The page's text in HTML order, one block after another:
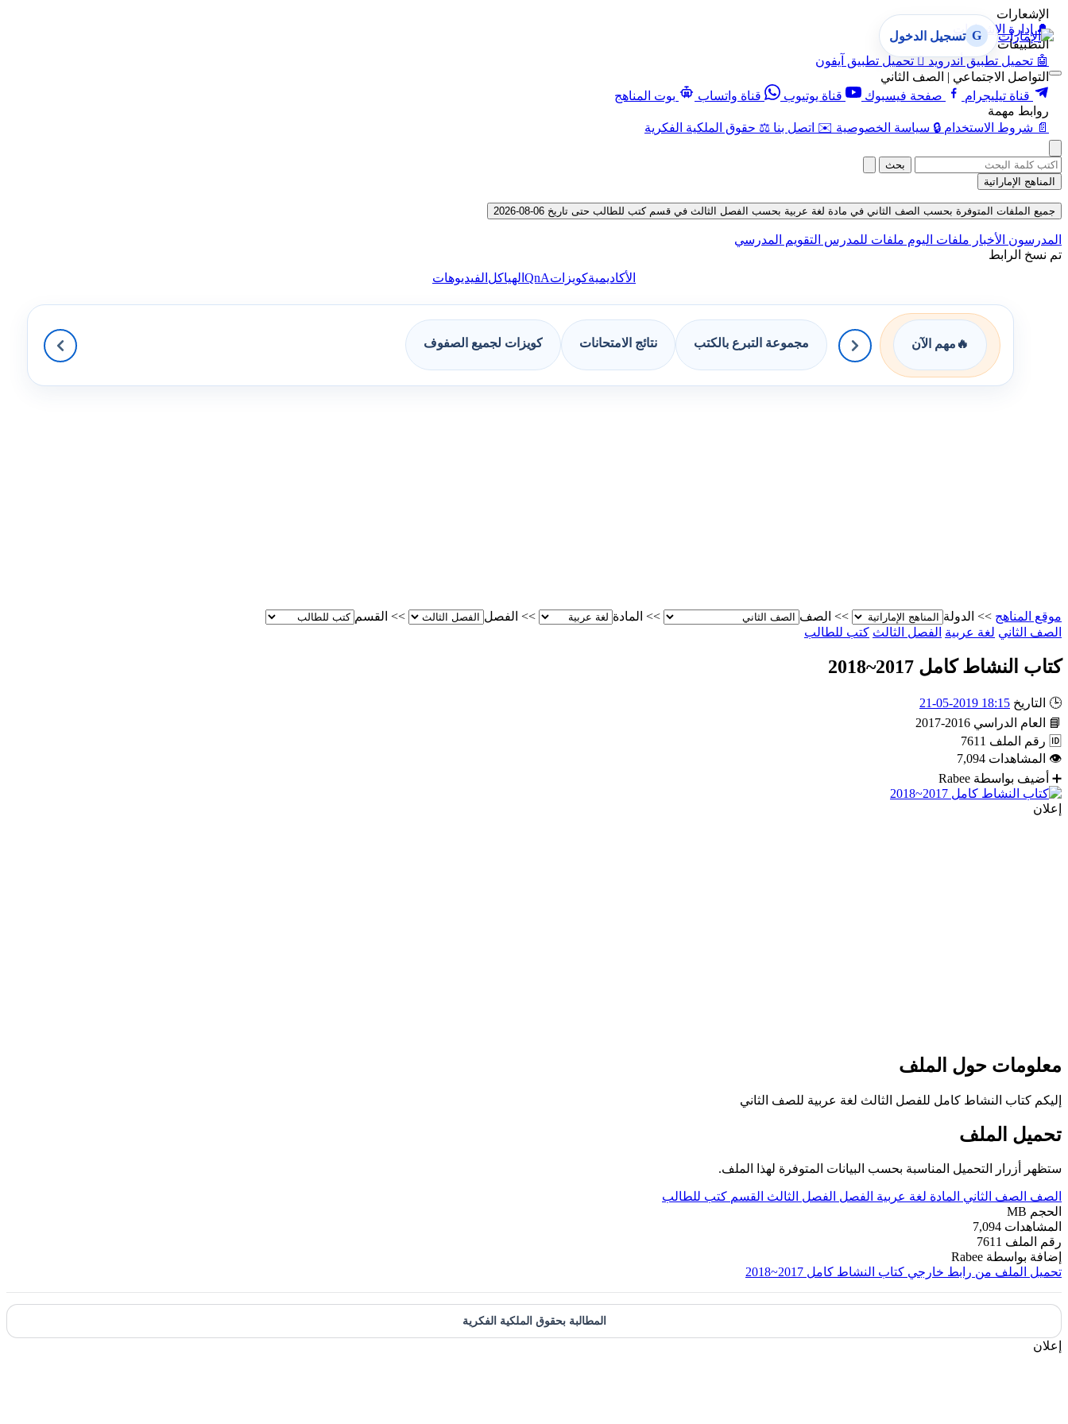
الإشعارات
🔔 إدارة الإشعارات
التطبيقات
🤖 تحميل تطبيق أندرويد  تحميل تطبيق آيفون
التواصل الاجتماعي | الصف الثاني
قناة تيليجرام
صفحة فيسبوك قناة يوتيوب قناة واتساب
بوت المناهج
روابط مهمة
📄 شروط الاستخدام 🔒 سياسة الخصوصية ✉️ اتصل بنا ⚖️ حقوق الملكية الفكرية
G تسجيل الدخول
بحث
المناهج الإماراتية
جميع الملفات المتوفرة بحسب الصف الثاني في مادة لغة عربية بحسب الفصل الثالث في قسم كتب للطالب حتى تاريخ 06-08-2026
المدرسون الأخبار ملفات اليوم ملفات للمدرس التقويم المدرسي
تم نسخ الرابط
الأكاديميةكويزاتQnA الهياكل الفيديوهات
🔥 مهم الآن مجموعة التبرع بالكتب نتائج الامتحانات كويزات لجميع الصفوف
موقع المناهج >> الدولة >> الصف >> المادة >> الفصل >> القسم
الصف الثاني لغة عربية الفصل الثالث كتب للطالب
كتاب النشاط كامل 2017~2018
🕒 التاريخ 18:15 2019-05-21
📘
العام الدراسي 2016-2017
🆔 رقم الملف 7611
👁 المشاهدات 7,094
➕ أضيف بواسطة Rabee
إعلان
معلومات حول الملف
إليكم كتاب النشاط كامل للفصل الثالث لغة عربية للصف الثاني
تحميل الملف
ستظهر أزرار التحميل المناسبة بحسب البيانات المتوفرة لهذا الملف.
الصف الصف الثاني المادة لغة عربية الفصل الفصل الثالث القسم كتب للطالب
الحجم MB
المشاهدات 7,094
رقم الملف 7611
إضافة بواسطة Rabee
تحميل الملف من رابط خارجي كتاب النشاط كامل 2017~2018
المطالبة بحقوق الملكية الفكرية
إعلان